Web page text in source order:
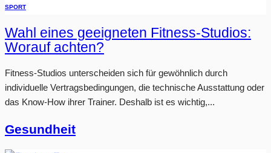
SPORT
Wahl eines geeigneten Fitness-Studios:
Worauf achten?
Fitness-Studios unterscheiden sich für gewöhnlich durch
individuelle Vertragsbedingungen, die technische Ausstattung oder
das Know-How ihrer Trainer. Deshalb ist es wichtig,...
Gesundheit